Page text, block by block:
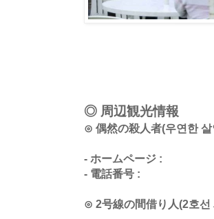
◎ 周辺観光情報
⊙ 偶然の殺人者(우연한 살
- ホームページ :
- 電話番号 :
⊙ 2号線の間借り人(2호선